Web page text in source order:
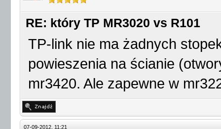
RE: który TP MR3020 vs R101
TP-link nie ma żadnych
powieszenia na ścianie
mr3420. Ale zapewne w
07-09-2012, 11:21